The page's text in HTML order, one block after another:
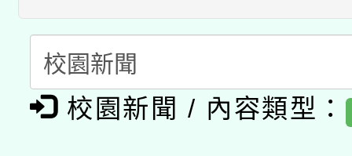
暨閱讀推動專業研習
科技賦能─人工智慧
礎課程
A3數位素養講師名單
「數位內容與教學軟
校園新聞 / 內容類型：